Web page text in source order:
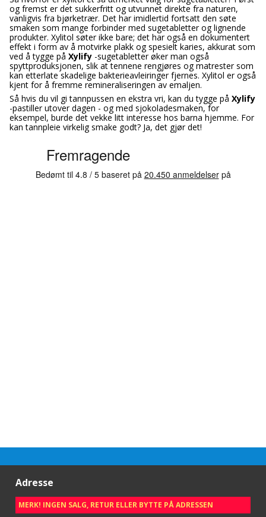
og fremst er det sukkerfritt og utvunnet direkte fra naturen,
vanligvis fra bjørketrær. Det har imidlertid fortsatt den søte
smaken som mange forbinder med sugetabletter og lignende
produkter. Xylitol søter ikke bare; det har også en dokumentert
effekt i form av å motvirke plakk og spesielt karies, akkurat som
ved å tygge på Xylify -sugetabletter øker man også
spyttproduksjonen, slik at tennene rengjøres og matrester som
kan etterlate skadelige bakterieavleiringer fjernes. Xylitol er også
kjent for å fremme remineraliseringen av emaljen.
Så hvis du vil gi tannpussen en ekstra vri, kan du tygge på Xylify
-pastiller utover dagen - og med sjokoladesmaken, for
eksempel, burde det vekke litt interesse hos barna hjemme. For
kan tannpleie virkelig smake godt? Ja, det gjør det!
Adresse
MERK! INGEN SALG, RETUR ELLER BYTTE PÅ ADRESSEN